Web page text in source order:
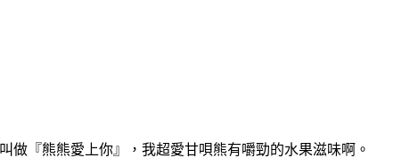
做『熊熊愛上你』，我超愛甘唄熊有嚼勁的水果滋味啊。